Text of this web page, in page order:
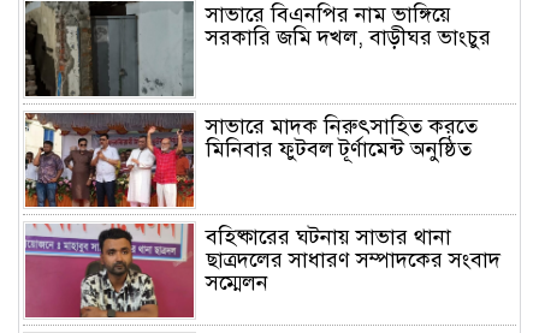
সাভারে বিএনপির নাম ভাঙ্গিয়ে
সরকারি জমি দখল, বাড়ীঘর ভাংচুর
সাভারে মাদক নিরুৎসাহিত করতে
মিনিবার ফুটবল টূর্ণামেন্ট অনুষ্ঠিত
বহিষ্কারের ঘটনায় সাভার থানা
ছাত্রদলের সাধারণ সম্পাদকের সংবাদ
সম্মেলন